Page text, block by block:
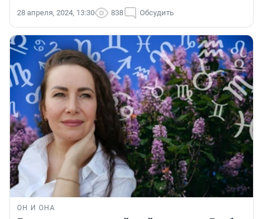
28 апреля, 2024, 13:30 838 Обсудить
ОН И ОНА